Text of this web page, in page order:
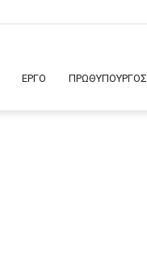
ΕΡΓΟ ΠΡΩΘΥΠΟΥΡΓΟΣ